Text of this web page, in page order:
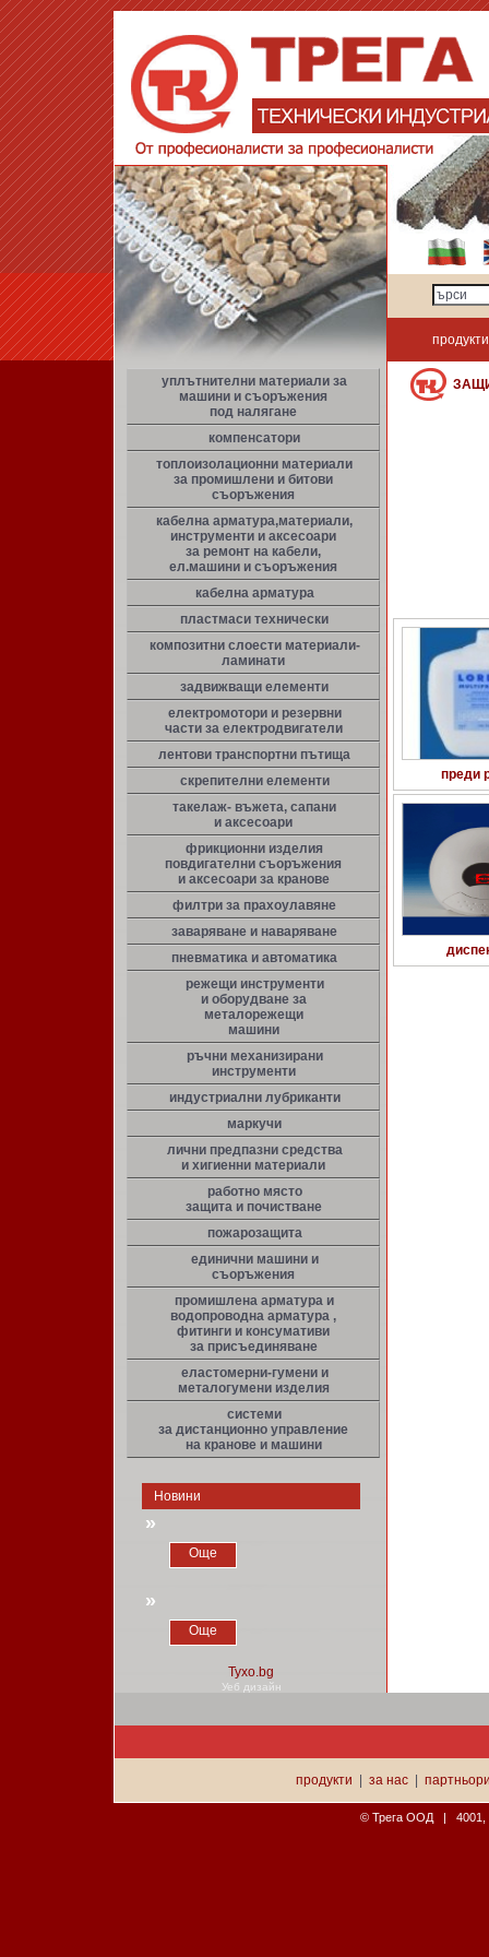
продукти
уплътнителни материали за
машини и съоръжения
под налягане
компенсатори
топлоизолационни материали
за промишлени и битови
съоръжения
кабелна арматура,материали,
инструменти и аксесоари
за ремонт на кабели,
ел.машини и съоръжения
кабелна арматура
пластмаси технически
композитни слоести материали-
ламинати
задвижващи елементи
електромотори и резервни
части за електродвигатели
лентови транспортни пътища
скрепителни елементи
такелаж- въжета, сапани
и аксесоари
фрикционни изделия
повдигателни съоръжения
и аксесоари за кранове
филтри за прахоулавяне
заваряване и наваряване
пневматика и автоматика
режещи инструменти
и оборудване за
металорежещи
машини
ръчни механизирани
инструменти
индустриални лубриканти
маркучи
лични предпазни средства
и хигиенни материали
работно място
защита и почистване
пожарозащита
единични машини и
съоръжения
промишлена арматура и
водопроводна арматура ,
фитинги и консумативи
за присъединяване
еластомерни-гумени и
металогумени изделия
системи
за дистанционно управление
на кранове и машини
Новини
»
Още
»
Още
Уеб дизайн
преди
продукти за нас|
© Трега ООД | 4001,